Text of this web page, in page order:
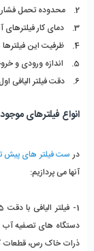
2. محدوده تحمل فشار در این فیلترها بین 30 تا 130 psi است.
3. دمای کار فیلترهای آناهیت حداکثر به اندازه 37 درجه سانتی گراد است.
4. ظرفیت این فیلترها 4000 گالن است.
5. اندازه ورودی و خروجی فیلترها 1/4 می باشد.
6. دقت فیلتر الیافی اول در این ست 5 میکرون و فیلتر الیافی سوم 1 میکرون است.
انواع فیلترهای
در ست فیلتر های پیش
آنها می پردازیم:
دستگاه های تصفیه
ذرات خاک رس، قطعات